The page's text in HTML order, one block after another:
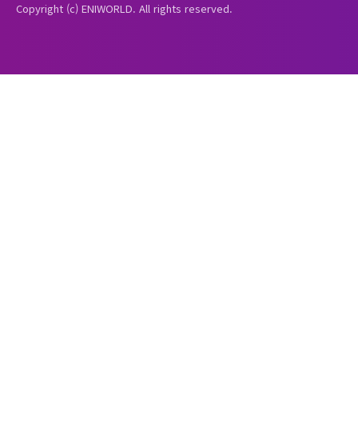
Copyright (c) ENIWORLD. All rights reserved.